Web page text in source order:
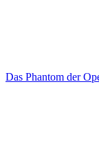
Das Phantom der